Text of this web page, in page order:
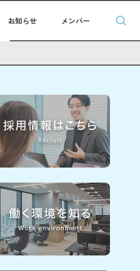
お知らせ メンバー